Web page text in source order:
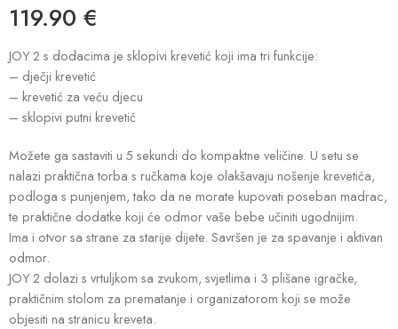
119.90 €
JOY 2 s dodacima je sklopivi krevetić koji ima tri funkcije:
– dječji krevetić
– krevetić za veću djecu
– sklopivi putni krevetić
Možete ga sastaviti u 5 sekundi do kompaktne veličine. U setu se
nalazi praktična torba s ručkama koje olakšavaju nošenje krevetića,
podloga s punjenjem, tako da ne morate kupovati poseban madrac,
te praktične dodatke koji će odmor vaše bebe učiniti ugodnijim.
Ima i otvor sa strane za starije dijete. Savršen je za spavanje i aktivan
odmor.
JOY 2 dolazi s vrtuljkom sa zvukom, svjetlima i 3 plišane igračke,
praktičnim stolom za prematanje i organizatorom koji se može
objesiti na stranicu kreveta.